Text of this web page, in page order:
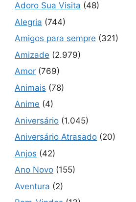
Adoro Sua Visita (48)
Alegria (744)
Amigos para sempre (321)
Amizade (2.979)
Amor (769)
Animais (78)
Anime (4)
Aniversário (1.045)
Aniversário Atrasado (20)
Anjos (42)
Ano Novo (155)
Aventura (2)